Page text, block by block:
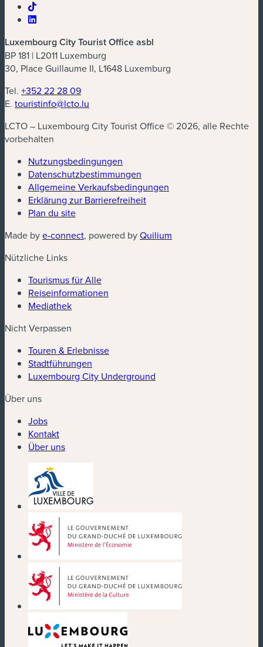
Luxembourg City Tourist Office asbl
BP 181 | L2011 Luxemburg
30, Place Guillaume II, L1648 Luxemburg
Tel. +352 22 28 09
E. touristinfo@lcto.lu
LCTO – Luxembourg City Tourist Office © 2026, alle Rechte
vorbehalten
Nutzungsbedingungen
Datenschutzbestimmungen
Allgemeine Verkaufsbedingungen
Erklärung zur Barrierefreiheit
Plan du site
Made bye-connect(neues Fenster)
, powered byQuilium
Nützliche Links
Tourismus für Alle
Reiseinformationen
Mediathek
Nicht Verpassen
Touren & Erlebnisse
Stadtführungen
Luxembourg City Underground
Über uns
Jobs
Kontakt
Über uns